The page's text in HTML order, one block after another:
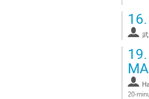
to
page
16.
19.
20-